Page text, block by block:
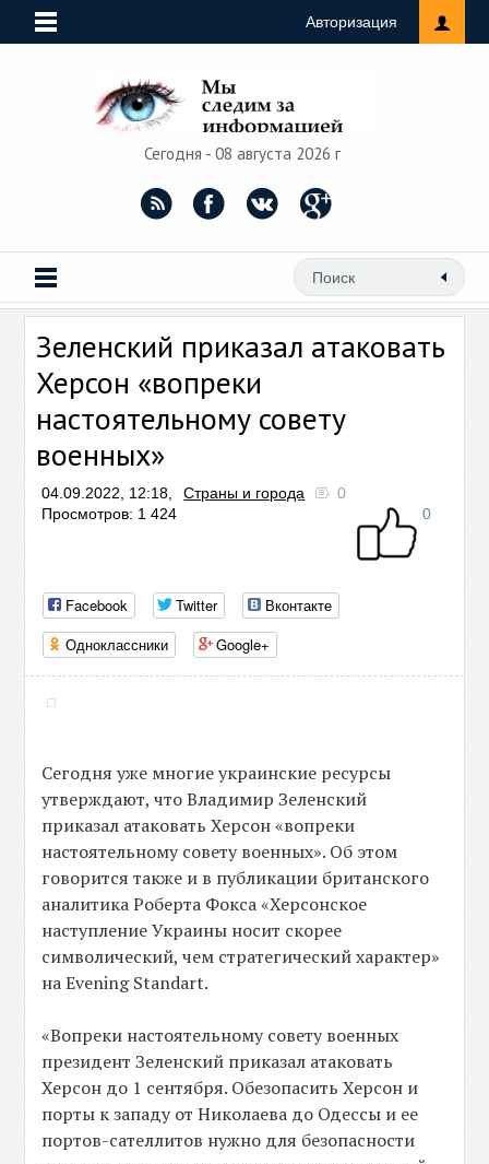
Авторизация
Сегодня - 08 августа 2026 г
Зеленский приказал атаковать
Херсон «вопреки
настоятельному совету
военных»
04.09.2022, 12:18, Страны и города
0
Просмотров: 1 424
0
Facebook Twitter
Вконтакте
Одноклассники
Google+
Сегодня уже многие украинские ресурсы
утверждают, что Владимир Зеленский
приказал атаковать Херсон «вопреки
настоятельному совету военных». Об этом
говорится также и в публикации британского
аналитика Роберта Фокса «Херсонское
наступление Украины носит скорее
символический, чем стратегический характер»
на Evening Standart.
«Вопреки настоятельному совету военных
президент Зеленский приказал атаковать
Херсон до 1 сентября. Обезопасить Херсон и
порты к западу от Николаева до Одессы и ее
портов-сателлитов нужно для безопасности